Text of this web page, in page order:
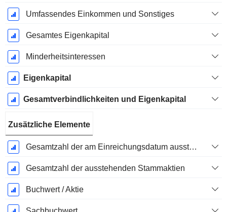
Umfassendes Einkommen und Sonstiges
Gesamtes Eigenkapital
Minderheitsinteressen
Eigenkapital
Gesamtverbindlichkeiten und Eigenkapital
Zusätzliche Elemente
Gesamtzahl der am Einreichungsdatum ausstehenden Aktien
Gesamtzahl der ausstehenden Stammaktien
Buchwert / Aktie